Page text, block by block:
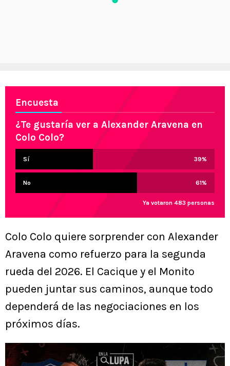
Encuesta
¿Te gustaría ver a Alexander Aravena en
Colo Colo?
Sí 39%
No 61%
Ya votaron 483 personas
Colo Colo quiere sorprender con Alexander
Aravena como refuerzo para la segunda
rueda del 2026. El Cacique y el Monito
pueden juntar sus caminos, aunque todo
dependerá de las negociaciones en los
próximos días.